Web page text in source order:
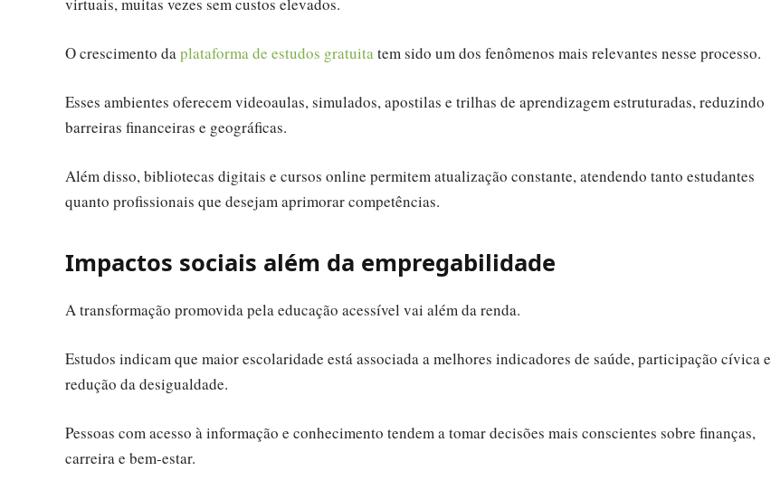
O crescimento daplataforma de estudos gratuitatem sido um dos fenômenos mais relevantes nesse processo.
Esses ambientes oferecem videoaulas, simulados, apostilas e trilhas de aprendizagem estruturadas, reduzindo
barreiras financeiras e geográficas.
Além disso, bibliotecas digitais e cursos online permitem atualização constante, atendendo tanto estudantes
quanto profissionais que desejam aprimorar competências.
Impactos sociais além da empregabilidade
A transformação promovida pela educação acessível vai além da renda.
Estudos indicam que maior escolaridade está associada a melhores indicadores de saúde, participação cívica e
redução da desigualdade.
Pessoas com acesso à informação e conhecimento tendem a tomar decisões mais conscientes sobre finanças,
carreira e bem-estar.